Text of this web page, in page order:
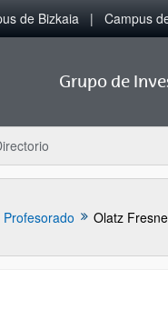
de Bizkaia Campus
Grupo de
Profesorado Olatz